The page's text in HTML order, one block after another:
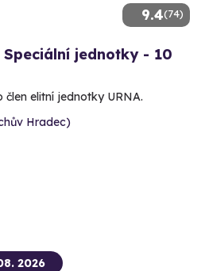
9.4(74)
jednotky - 10
elitní jednotky URNA.
Hradec)
2026